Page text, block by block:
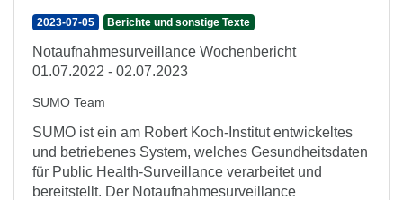
2023-07-05 Berichte und sonstige Texte
Notaufnahmesurveillance Wochenbericht
01.07.2022 - 02.07.2023
SUMO Team
SUMO ist ein am Robert Koch-Institut entwickeltes
und betriebenes System, welches Gesundheitsdaten
für Public Health-Surveillance verarbeitet und
bereitstellt. Der Notaufnahmesurveillance